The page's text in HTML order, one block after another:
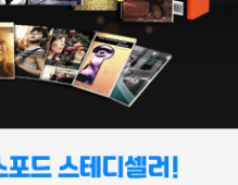
대명사가 된 ‘필립 말로’ 캐릭
입고 담배를 문 냉소적인 이
을 주었다. 1954년 후기의 걸
18세 연상의 사랑하는 아내가
을 마감했다.